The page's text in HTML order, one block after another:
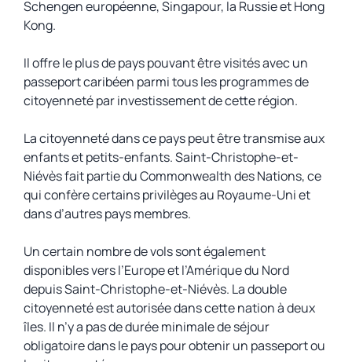
Schengen européenne, Singapour, la Russie et Hong
Kong.
Il offre le plus de pays pouvant être visités avec un
passeport caribéen parmi tous les programmes de
citoyenneté par investissement de cette région.
La citoyenneté dans ce pays peut être transmise aux
enfants et petits-enfants. Saint-Christophe-et-
Niévès fait partie du Commonwealth des Nations, ce
qui confère certains privilèges au Royaume-Uni et
dans d’autres pays membres.
Un certain nombre de vols sont également
disponibles vers l’Europe et l’Amérique du Nord
depuis Saint-Christophe-et-Niévès. La double
citoyenneté est autorisée dans cette nation à deux
îles. Il n’y a pas de durée minimale de séjour
obligatoire dans le pays pour obtenir un passeport ou